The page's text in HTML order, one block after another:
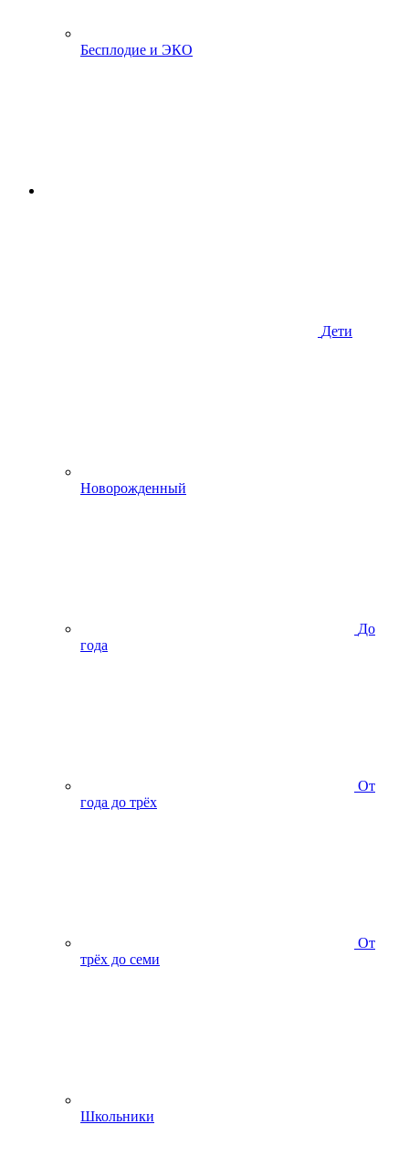
Бесплодие и ЭКО
Дети
Новорожденный
До
года
От
года до трёх
От
трёх до семи
Школьники